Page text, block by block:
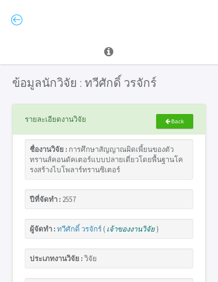
ข้อมูลนักวิจัย : ทวีศักดิ์ วรจักร์
รายละเอียดงานวิจัย Back
ชื่องานวิจัย : การศึกษาสัญญาณผิดเพี้ยนของตัว
ทรานส์คอนดัคเตอร์แบบปลายเดี่ยวโดยพื้นฐานโค
รงสร้างไบโพลาร์ทรานซิเตอร์
ปีที่จัดทำ : 2557
ผู้จัดทำ :ทวีศักดิ์ วรจักร์( เจ้าของงานวิจัย)
ประเภทงานวิจัย :วิจัย